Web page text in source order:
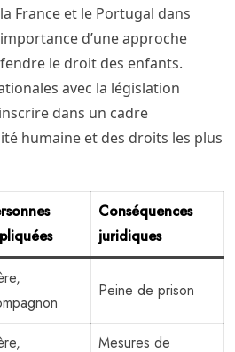
France et le Portugal dans
d’une approche
le droit des enfants.
avec la législation
dans un cadre
humaine et des droits les plus
Conséquences
juridiques
Peine de prison
Mesures de